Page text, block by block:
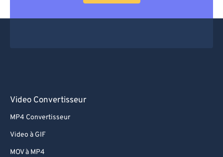
Video Convertisseur
MP4 Convertisseur
Video à GIF
MOV à MP4